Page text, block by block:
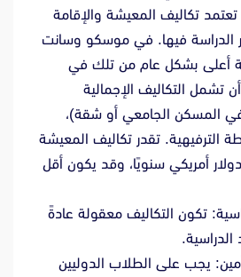
تعتمد تكاليف المعيشة والإقامة
الدراسة فيها. في موسكو وسانت
أعلى بشكل عام من تلك في
تشمل التكاليف الإجمالية
المسكن الجامعي أو شقة)،
الترفيهية. تقدر تكاليف المعيشة
بين 5,000 و 10,000 دولار أمريكي سنويًا، وقد يكون أقل
تكون التكاليف معقولة عادةً
الدراسية.
يجب على الطلاب الدوليين